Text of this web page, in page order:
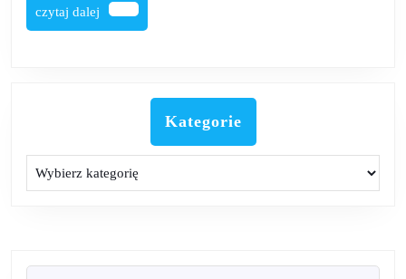
czytaj dalej
czytaj
dalej
Kategorie